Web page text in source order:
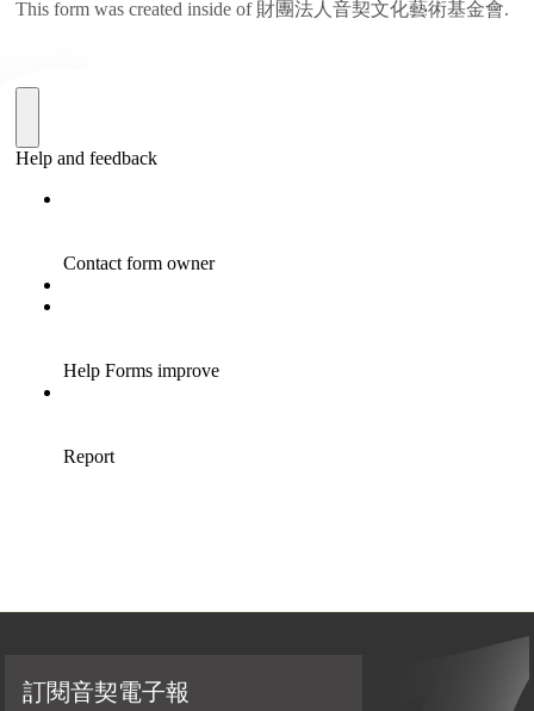
訂閱音契電子報